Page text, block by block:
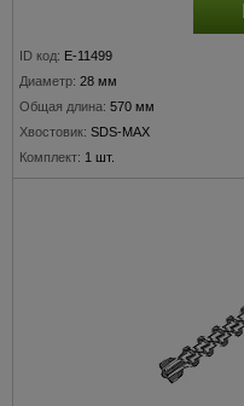
ID код: E-11499
Диаметр: 28 мм
Общая длина: 570 мм
Хвостовик: SDS-MAX
Комплект: 1 шт.